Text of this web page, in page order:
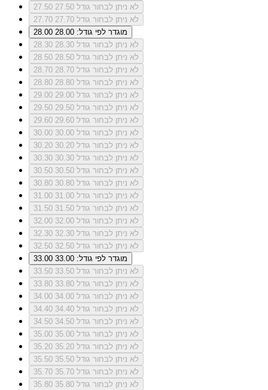
27.50
לא ניתן לבחור גודל 27.50
27.70
לא ניתן לבחור גודל 27.70
28.00
מוגדר לפי גודל: 28.00
28.30
לא ניתן לבחור גודל 28.30
28.50
לא ניתן לבחור גודל 28.50
28.70
לא ניתן לבחור גודל 28.70
28.80
לא ניתן לבחור גודל 28.80
29.00
לא ניתן לבחור גודל 29.00
29.50
לא ניתן לבחור גודל 29.50
29.60
לא ניתן לבחור גודל 29.60
30.00
לא ניתן לבחור גודל 30.00
30.20
לא ניתן לבחור גודל 30.20
30.30
לא ניתן לבחור גודל 30.30
30.50
לא ניתן לבחור גודל 30.50
30.80
לא ניתן לבחור גודל 30.80
31.00
לא ניתן לבחור גודל 31.00
31.50
לא ניתן לבחור גודל 31.50
32.00
לא ניתן לבחור גודל 32.00
32.30
לא ניתן לבחור גודל 32.30
32.50
לא ניתן לבחור גודל 32.50
33.00
מוגדר לפי גודל: 33.00
33.50
לא ניתן לבחור גודל 33.50
33.80
לא ניתן לבחור גודל 33.80
34.00
לא ניתן לבחור גודל 34.00
34.40
לא ניתן לבחור גודל 34.40
34.50
לא ניתן לבחור גודל 34.50
35.00
לא ניתן לבחור גודל 35.00
35.20
לא ניתן לבחור גודל 35.20
35.50
לא ניתן לבחור גודל 35.50
35.70
לא ניתן לבחור גודל 35.70
35.80
לא ניתן לבחור גודל 35.80